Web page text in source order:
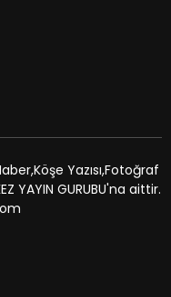
tarafınıza haber,
gönderilmesini
Yazısı,Fotoğraf
YAYIN GURUBU'na aittir.